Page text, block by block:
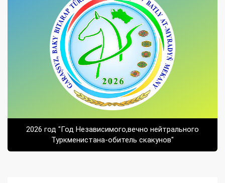
2026 год "Год Независимого,вечно нейтрального
Туркменистана-обитель скакунов"